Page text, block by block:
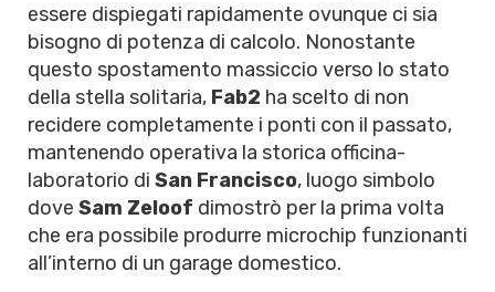
essere dispiegati rapidamente ovunque ci sia
bisogno di potenza di calcolo. Nonostante
questo spostamento massiccio verso lo stato
della stella solitaria, Fab2 ha scelto di non
recidere completamente i ponti con il passato,
mantenendo operativa la storica officina-
laboratorio di San Francisco, luogo simbolo
dove Sam Zeloof dimostrò per la prima volta
che era possibile produrre microchip funzionanti
all’interno di un garage domestico.